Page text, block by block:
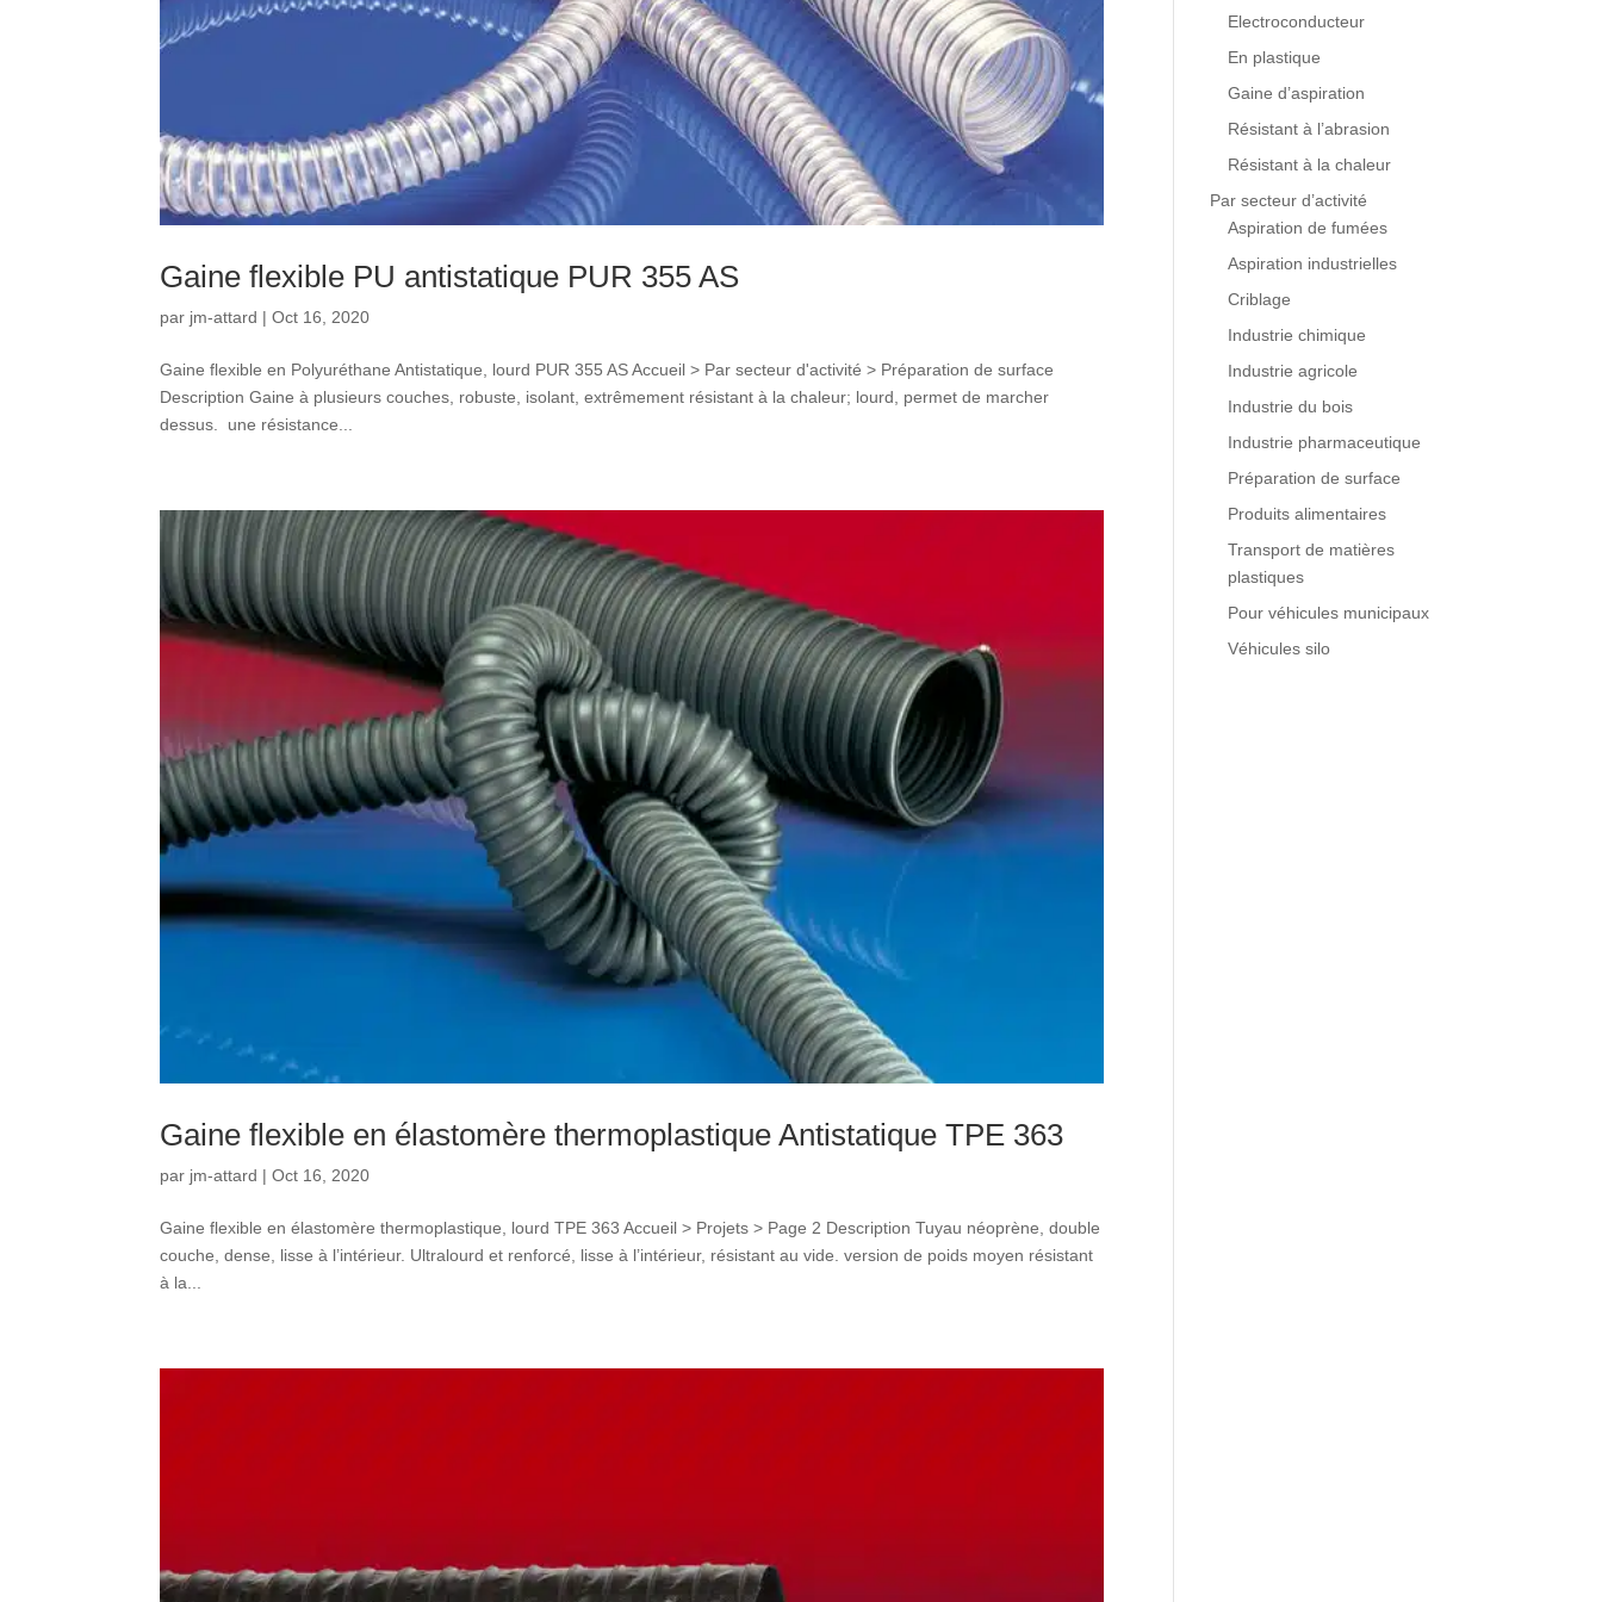
Gaine flexible PU antistatique PUR 355 AS
par jm-attard |Oct 16, 2020
Gaine flexible en Polyuréthane Antistatique, lourd PUR 355 AS Accueil > Par secteur d'activité > Préparation de surface
Description Gaine à plusieurs couches, robuste, isolant, extrêmement résistant à la chaleur; lourd, permet de marcher
dessus. une résistance...
Gaine flexible en élastomère thermoplastique Antistatique TPE 363
par jm-attard |Oct 16, 2020
Gaine flexible en élastomère thermoplastique, lourd TPE 363 Accueil > Projets > Page 2 Description Tuyau néoprène, double
couche, dense, lisse à l’intérieur. Ultralourd et renforcé, lisse à l’intérieur, résistant au vide. version de poids moyen résistant
à la...
Electroconducteur
En plastique
Gaine d’aspiration
Résistant à l’abrasion
Résistant à la chaleur
Par secteur d’activité
Aspiration de fumées
Aspiration industrielles
Criblage
Industrie chimique
Industrie agricole
Industrie du bois
Industrie pharmaceutique
Préparation de surface
Produits alimentaires
Transport de matières
plastiques
Pour véhicules municipaux
Véhicules silo